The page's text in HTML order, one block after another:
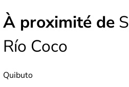
À proximité de
Río Coco
Quibuto